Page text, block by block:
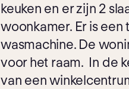
keuken en er zijn 2
woonkamer. Er is
wasmachine. De
voor het raam. In de
van een